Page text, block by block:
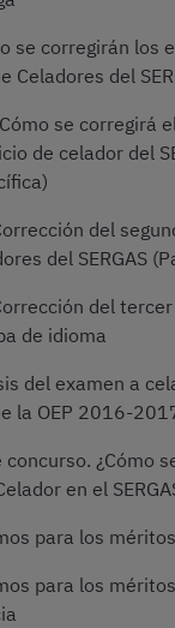
se corregirán los
Celadores del
se corregirá
de celador del
del
del SERGAS
del
de idioma
del examen a
la OEP 2016-
concurso. ¿Cómo
en el
para los
para los